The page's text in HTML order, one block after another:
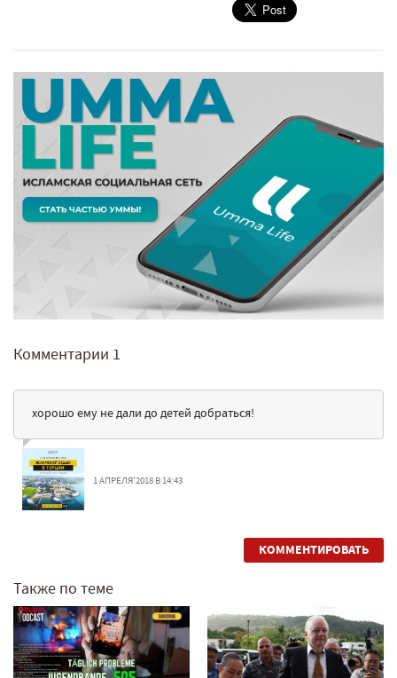
Комментарии 1
хорошо ему не дали до детей добраться!
1 АПРЕЛЯ'2018 В 14:43
КОММЕНТИРОВАТЬ
Также по теме